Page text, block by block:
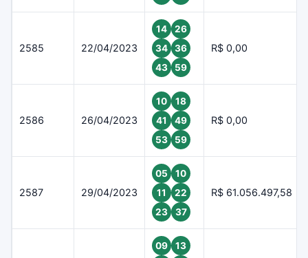
2585 22/04/2023
14
26
34
36
43
59
R$ 0,00
2586 26/04/2023
10
18
41
49
53
59
R$ 0,00
2587 29/04/2023
05
10
11
22
23
37
R$ 61.056.497,58
09
13